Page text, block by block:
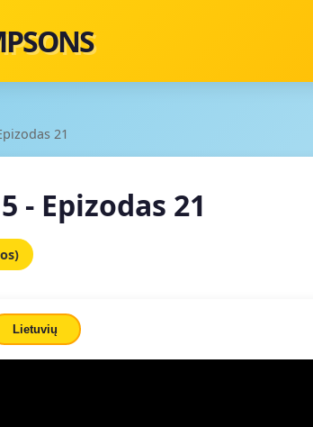
21
- Epizodas 21
Lietuvių